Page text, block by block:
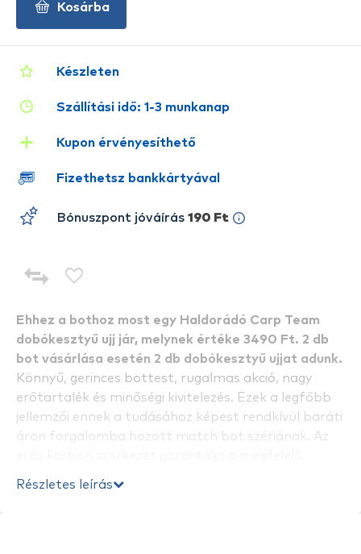
Ehhez a bothoz most egy Haldorádó Carp Team
dobókesztyű ujj jár, melynek értéke 3490 Ft. 2 db
bot vásárlása esetén 2 db dobókesztyű ujjat adunk.
Könnyű, gerinces bottest, rugalmas akció, nagy
erőtartalék és minőségi kivitelezés. Ezek a legfőbb
jellemzői ennek a tudásához képest rendkívül baráti
áron forgalomba hozott match bot szériának. Az
Részletes leírás
Készleten
Szállítási idő: 1-3 munkanap
Kupon érvényesíthető
Fizethetsz bankkártyával
Bónuszpont jóváírás 190 Ft
Kosárba